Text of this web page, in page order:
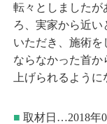
転々としましたが
ろ、実家から近い
いただき、施術を
ならなかった首か
上げられるよう
■ 取材日…2018年